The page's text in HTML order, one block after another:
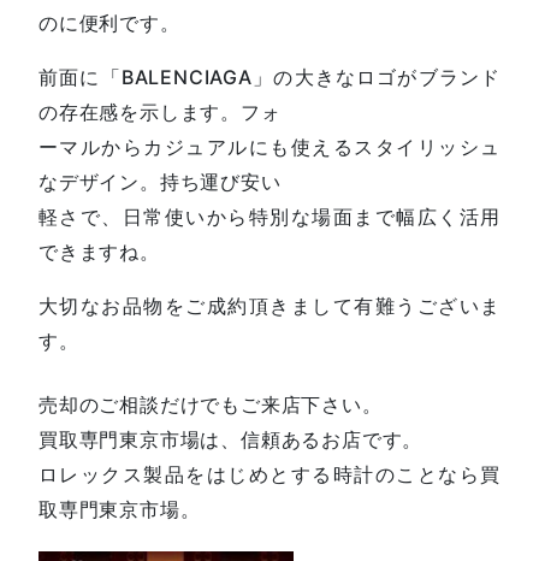
のに便利です。
前面に「BALENCIAGA」の大きなロゴがブランド
の存在感を示します。フォ
ーマルからカジュアルにも使えるスタイリッシュ
なデザイン。持ち運び安い
軽さで、日常使いから特別な場面まで幅広く活用
できますね。
大切なお品物をご成約頂きまして有難うございま
す。
売却のご相談だけでもご来店下さい。
買取専門東京市場は、信頼あるお店です。
ロレックス製品をはじめとする時計のことなら買
取専門東京市場。